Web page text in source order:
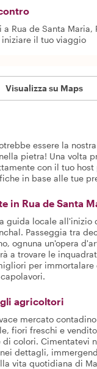
Rua de Santa Maria,
iniziare il tuo viaggio
Visualizza su Maps
essere la
pietra! Una volta
con il tuo host
in base alle tue
in Rua de Santa
guida locale all'inizio
Passeggia tra
ognuna un'opera
a trovare le
per immortalare
agricoltori
mercato
fiori freschi e
di colori. Cimentatevi
dettagli,
vita quotidiana di